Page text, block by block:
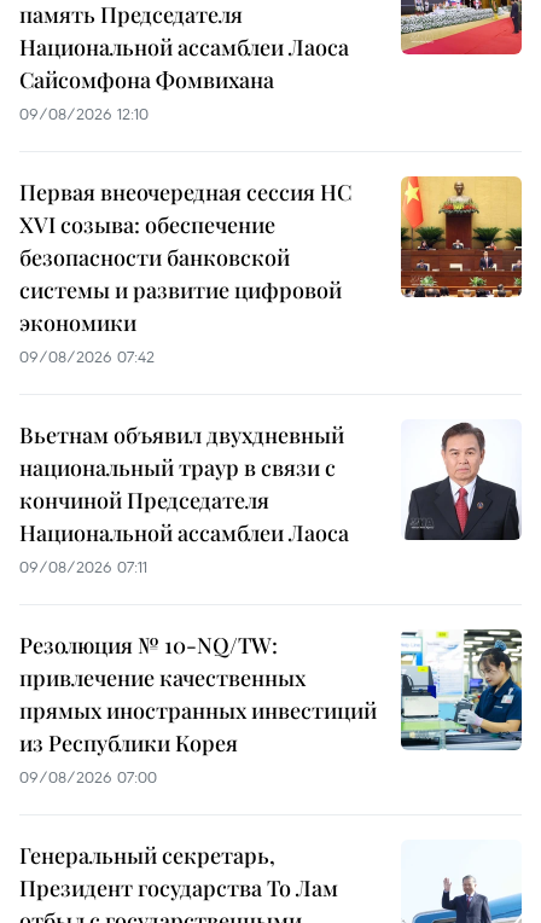
память Председателя
Национальной ассамблеи Лаоса
Сайсомфона Фомвихана
09/08/2026 12:10
Первая внеочередная сессия НС
XVI созыва: обеспечение
безопасности банковской
системы и развитие цифровой
экономики
09/08/2026 07:42
Вьетнам объявил двухдневный
национальный траур в связи с
кончиной Председателя
Национальной ассамблеи Лаоса
09/08/2026 07:11
Резолюция № 10-NQ/TW:
привлечение качественных
прямых иностранных инвестиций
из Республики Корея
09/08/2026 07:00
Генеральный секретарь,
Президент государства То Лам